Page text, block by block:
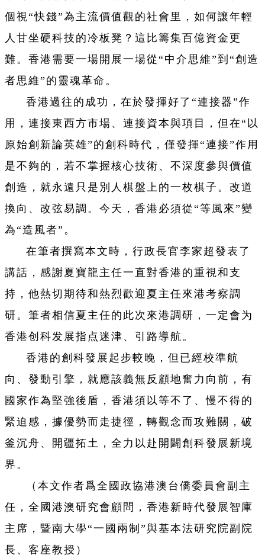
個視“快錢”為主流價值觀的社會里，如何讓年輕
人甘坐硬科技的冷板凳？這比籌集百億資金更
難。香港需要一場開展一場從“中介思維”到“創造
者思維”的靈魂革命。
香港過往的成功，在於發揮好了“連接器”作
用，連接東西方市場、連接資本與項目，但在“以
原始創新論英雄”的創科時代，僅發揮“連接”作用
是不夠的，若不掌握核心技術、不深度參與價值
創造，就永遠只是別人棋盤上的一枚棋子。改道
換向、改弦易調。今天，香港必須從“等風來”變
為“造風者”。
在筆者撰寫本文時，行政長官李家超發表了
講話，感謝夏寶龍主任一直對香港的重視和支
持，他熱切期待和熱烈歡迎夏主任來港考察調
研。筆者相信夏主任的此次來港調研，一定會为
香港创科发展指点迷津、引路導航。
香港的創科發展起步較晚，但已經校準航
向、發動引擎，就應該義無反顧地奮力向前，有
國家作為堅強後盾，香港須以等不了、慢不得的
緊迫感，據優勢而走捷徑，轉觀念而攻難關，破
釜沉舟、開疆拓土，全力以赴開闢創科發展新境
界。
（本文作者爲全國政協港澳台僑委員會副主
任，全國港澳研究會顧問，香港新時代發展智庫
主席，暨南大學“一國兩制”與基本法研究院副院
長、客座教授）